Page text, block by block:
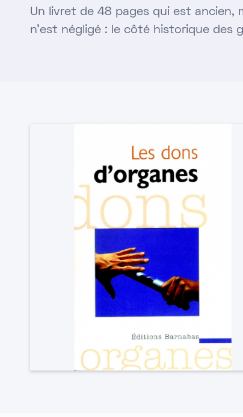
Un livret de 48 pages qui est
n’est négligé : le côté historique des